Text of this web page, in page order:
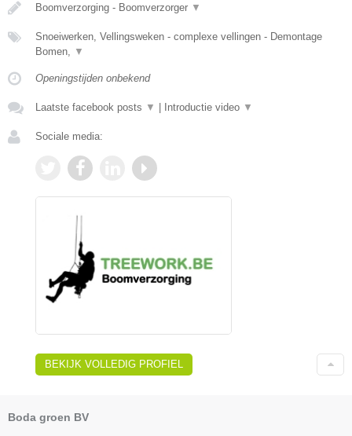
Boomverzorging - Boomverzorger ▼
Snoeiwerken, Vellingsweken - complexe vellingen - Demontage
Bomen,
▼
Openingstijden onbekend
Laatste facebook posts ▼ Introductie video ▼
Sociale media:
BEKIJK VOLLEDIG PROFIEL
Boda groen BV